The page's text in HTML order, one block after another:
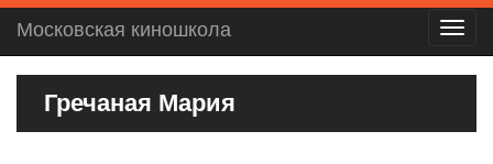
Московская киношкола
Гречаная Мария